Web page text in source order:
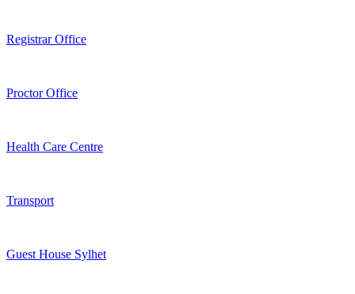
Registrar Office
Proctor Office
Health Care Centre
Transport
Guest House Sylhet